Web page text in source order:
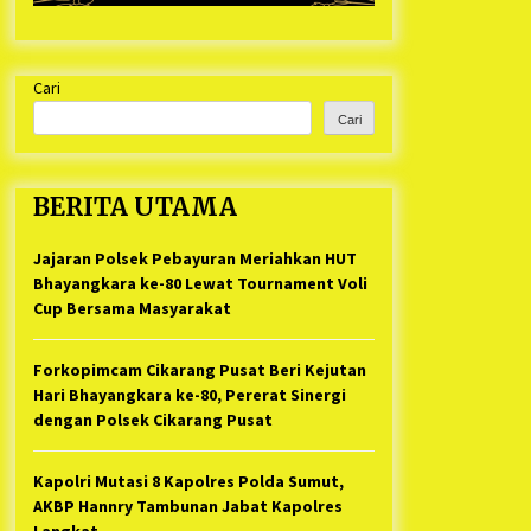
Cari
Cari
BERITA UTAMA
Jajaran Polsek Pebayuran Meriahkan HUT
Bhayangkara ke-80 Lewat Tournament Voli
Cup Bersama Masyarakat
Forkopimcam Cikarang Pusat Beri Kejutan
Hari Bhayangkara ke-80, Pererat Sinergi
dengan Polsek Cikarang Pusat
Kapolri Mutasi 8 Kapolres Polda Sumut,
AKBP Hannry Tambunan Jabat Kapolres